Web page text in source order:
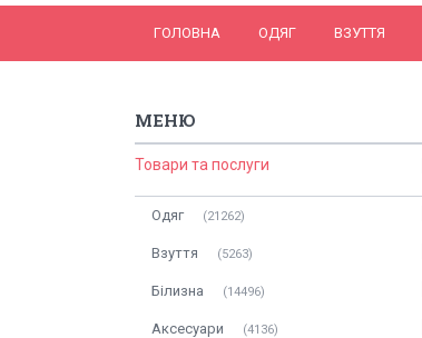
ГОЛОВНА ОДЯГ ВЗУТТЯ
Товари та послуги
Одяг 21262
Взуття 5263
Білизна 14496
Аксесуари 4136